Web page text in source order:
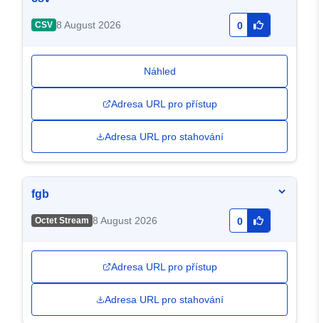
CSV 8 August 2026 0
Náhled
Adresa URL pro přístup
Adresa URL pro stahování
fgb
Octet Stream 8 August 2026 0
Adresa URL pro přístup
Adresa URL pro stahování